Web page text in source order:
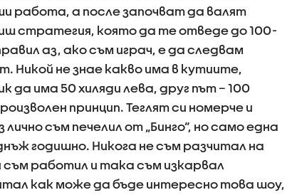
работа, а после започват да валят
стратегия, която да те отведе до 100-
аз, ако съм играч, е да следвам
Никой не знае какво има в кутиите,
да има 50 хиляди лева, друг път – 100
принцип. Теглят си номерче и
съм печелил от „Бинго“, но само една
годишно. Никога не съм разчитал на
съм работил и така съм изкарвал
как може да бъде интересно това шоу,